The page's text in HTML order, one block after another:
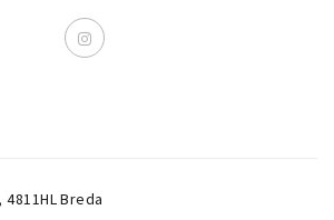
,4811HLBreda